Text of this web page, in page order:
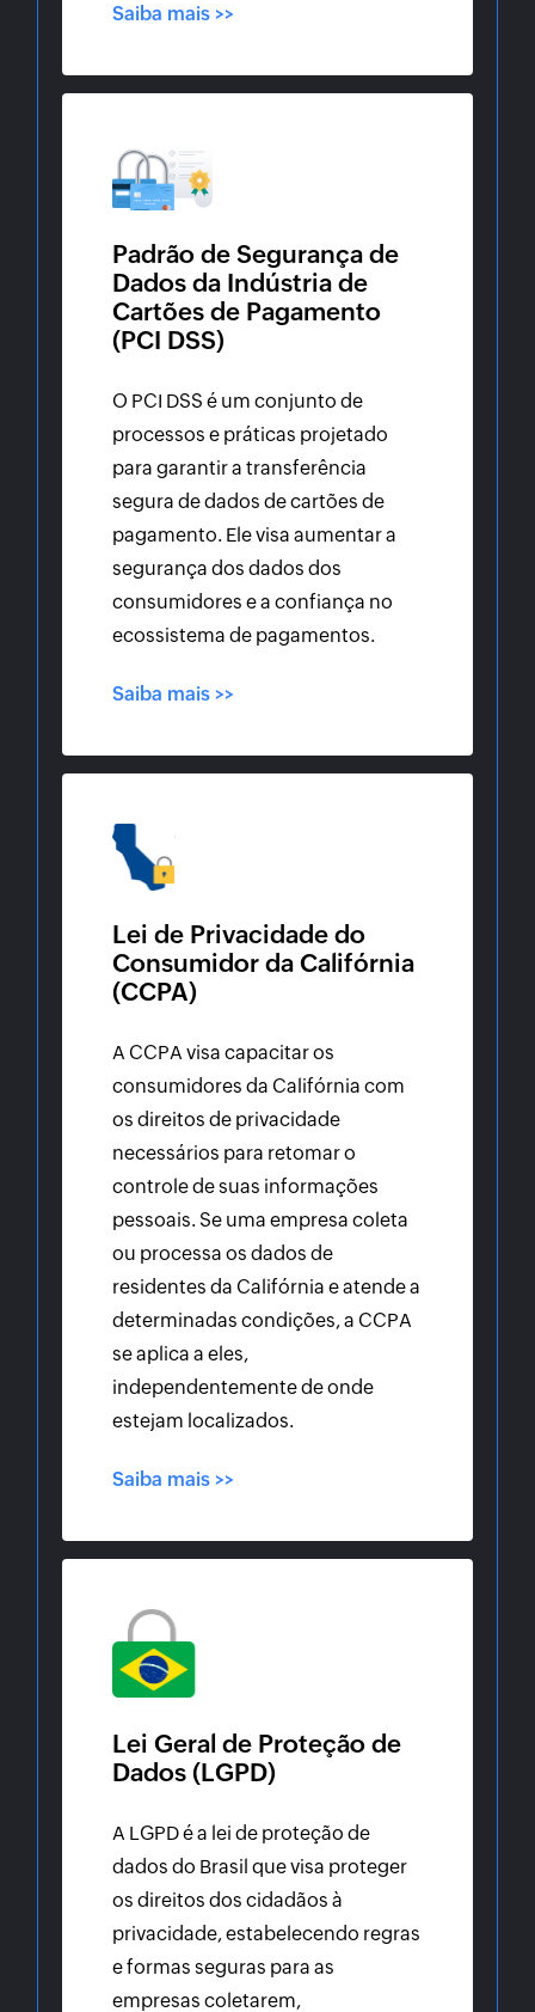
Saiba mais >>
Padrão de Segurança de
Dados da Indústria de
Cartões de Pagamento
(PCI DSS)
O PCI DSS é um conjunto de
processos e práticas projetado
para garantir a transferência
segura de dados de cartões de
pagamento. Ele visa aumentar a
segurança dos dados dos
consumidores e a confiança no
ecossistema de pagamentos.
Saiba mais >>
Lei de Privacidade do
Consumidor da Califórnia
(CCPA)
A CCPA visa capacitar os
consumidores da Califórnia com
os direitos de privacidade
necessários para retomar o
controle de suas informações
pessoais. Se uma empresa coleta
ou processa os dados de
residentes da Califórnia e atende a
determinadas condições, a CCPA
se aplica a eles,
independentemente de onde
estejam localizados.
Saiba mais >>
Lei Geral de Proteção de
Dados (LGPD)
A LGPD é a lei de proteção de
dados do Brasil que visa proteger
os direitos dos cidadãos à
privacidade, estabelecendo regras
e formas seguras para as
empresas coletarem,